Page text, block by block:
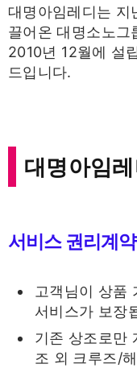
대명아임레디는
끌어온 대명소노그
2010년 12월에 설
드입니다.
대명아임
서비스 권리계약
고객님이 상품
서비스가 보장
기존 상조로만
조 외 크루즈/